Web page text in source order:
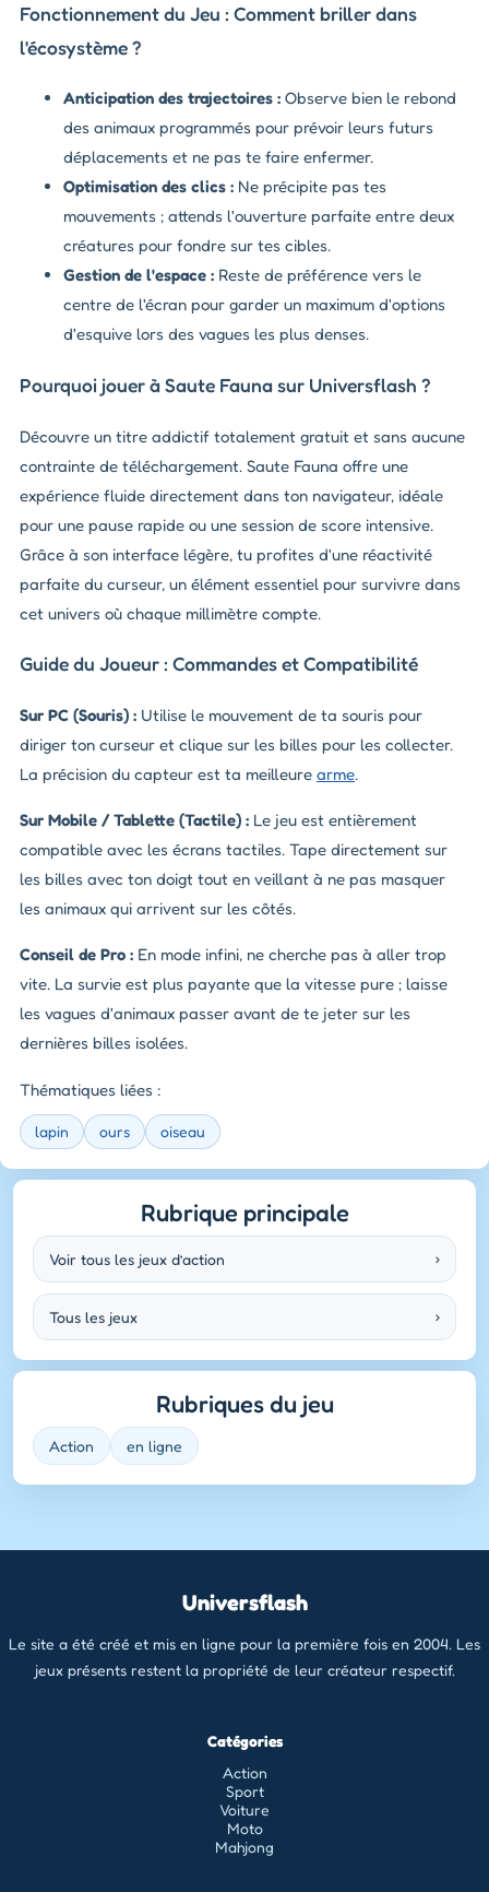
Fonctionnement du Jeu : Comment briller dans
l'écosystème ?
Anticipation des trajectoires : Observe bien le rebond
des animaux programmés pour prévoir leurs futurs
déplacements et ne pas te faire enfermer.
Optimisation des clics : Ne précipite pas tes
mouvements ; attends l'ouverture parfaite entre deux
créatures pour fondre sur tes cibles.
Gestion de l'espace : Reste de préférence vers le
centre de l'écran pour garder un maximum d'options
d'esquive lors des vagues les plus denses.
Pourquoi jouer à Saute Fauna sur Universflash ?
Découvre un titre addictif totalement gratuit et sans aucune
contrainte de téléchargement. Saute Fauna offre une
expérience fluide directement dans ton navigateur, idéale
pour une pause rapide ou une session de score intensive.
Grâce à son interface légère, tu profites d'une réactivité
parfaite du curseur, un élément essentiel pour survivre dans
cet univers où chaque millimètre compte.
Guide du Joueur : Commandes et Compatibilité
Sur PC (Souris) : Utilise le mouvement de ta souris pour
diriger ton curseur et clique sur les billes pour les collecter.
La précision du capteur est ta meilleure arme.
Sur Mobile / Tablette (Tactile) : Le jeu est entièrement
compatible avec les écrans tactiles. Tape directement sur
les billes avec ton doigt tout en veillant à ne pas masquer
les animaux qui arrivent sur les côtés.
Conseil de Pro : En mode infini, ne cherche pas à aller trop
vite. La survie est plus payante que la vitesse pure ; laisse
les vagues d'animaux passer avant de te jeter sur les
dernières billes isolées.
Thématiques liées :
lapin ours oiseau
Rubrique principale
Voir tous les jeux d’action ›
Tous les jeux ›
Rubriques du jeu
Action en ligne
Universflash
Le site a été créé et mis en ligne pour la première fois en 2004. Les
jeux présents restent la propriété de leur créateur respectif.
Catégories
Action
Sport
Voiture
Moto
Mahjong